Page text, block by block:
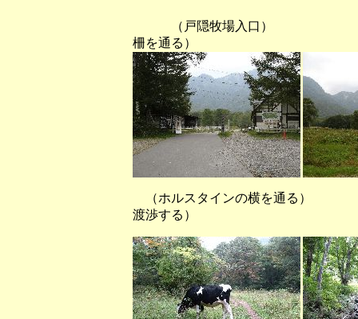
（戸隠牧場入口） （
柵を通る）
（ホルスタインの横を通
渡渉する）